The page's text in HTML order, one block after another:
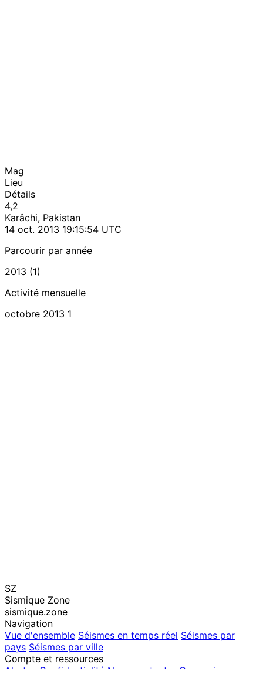
Mag
Lieu
Détails
4,2
Karâchi, Pakistan
14 oct. 2013 19:15:54 UTC
Parcourir par année
2013 (1)
Activité mensuelle
octobre 2013 1
SZ
Sismique Zone
sismique.zone
Navigation
Vue d'ensemble Séismes en temps réel Séismes par
pays Séismes par ville
Compte et ressources
Alertes
Confidentialité Nous contacter Connexion